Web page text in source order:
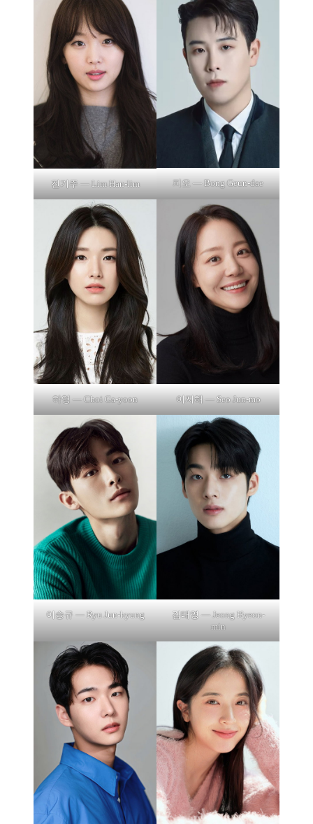
진기주 — Lim Han-lim 피오 — Bong Geun-dae
하영 — Choi Ga-yoon 이지해 — Seo Jun-mo
이승규 — Ryu Jun-hyung
김태영 — Jeong Hyeon-
min